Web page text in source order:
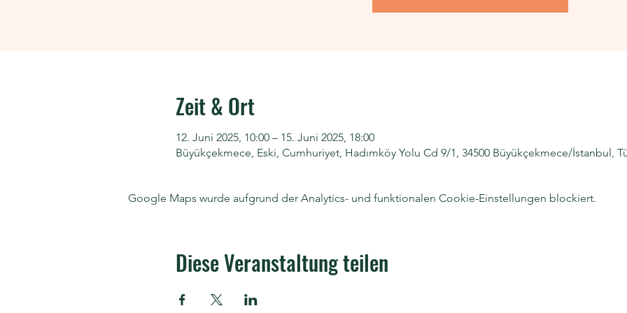
Zeit & Ort
12. Juni 2025, 10:00 – 15. Juni 2025, 18:00
Büyükçekmece, Eski, Cumhuriyet, Hadımköy Yolu Cd 9/1, 34500 Büyükçekmece/İstanbul,
Google Maps wurde aufgrund der Analytics- und funktionalen Cookie-Einstellungen blockiert.
Diese Veranstaltung teilen